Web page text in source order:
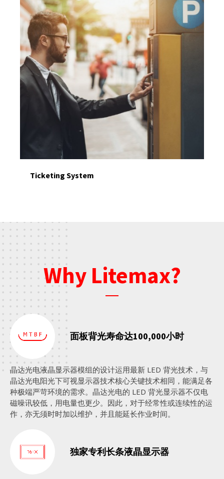
Ticketing System
Why Litemax?
面板背光寿命达100,000小时
晶达光电液晶显示器模组的设计运用最新 LED 背光技术，与
晶达光电阳光下可视显示器技术核心关键技术相同，能满足各
种极端严苛环境的需求。晶达光电的 LED 背光显示器不仅电
磁噪讯较低，用电量也更少。因此，对于经常性或连续性的运
作，亦无须时时加以维护，并且能延长作业时间。
独家专利长条液晶显示器